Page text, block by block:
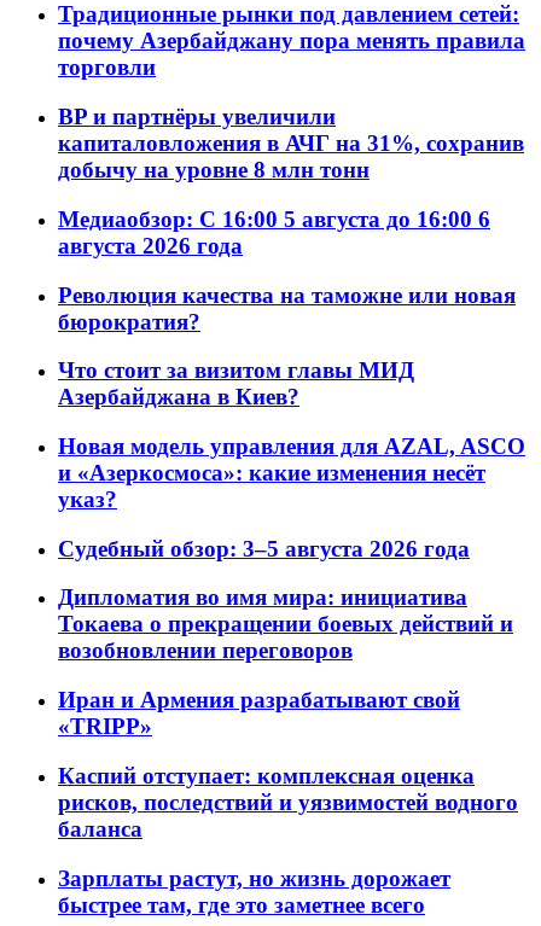
Традиционные рынки под давлением сетей:
почему Азербайджану пора менять правила
торговли
BP и партнёры увеличили
капиталовложения в АЧГ на 31%, сохранив
добычу на уровне 8 млн тонн
Медиаобзор: С 16:00 5 августа до 16:00 6
августа 2026 года
Революция качества на таможне или новая
бюрократия?
Что стоит за визитом главы МИД
Азербайджана в Киев?
Новая модель управления для AZAL, ASCO
и «Азеркосмоса»: какие изменения несёт
указ?
Судебный обзор: 3–5 августа 2026 года
Дипломатия во имя мира: инициатива
Токаева о прекращении боевых действий и
возобновлении переговоров
Иран и Армения разрабатывают свой
«TRIPP»
Каспий отступает: комплексная оценка
рисков, последствий и уязвимостей водного
баланса
Зарплаты растут, но жизнь дорожает
быстрее там, где это заметнее всего